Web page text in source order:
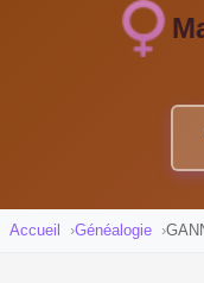
Accueil Généalogie